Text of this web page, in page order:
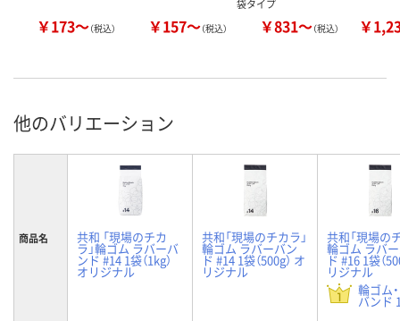
￥173～（税込） ￥157～（税込）
袋タイプ
￥831～（税込） ￥
他のバリエーション
商品名 共和 「現場のチカ
ラ」輪ゴム ラバーバ
ンド #14 1袋（1kg）
オリジナル
共和「現場のチカラ」
輪ゴム ラバーバン
ド #14 1袋（500g） オ
リジナル
共和「現場の
輪ゴム ラバ
ド #16 1袋（
リジナル
輪ゴム
バンド